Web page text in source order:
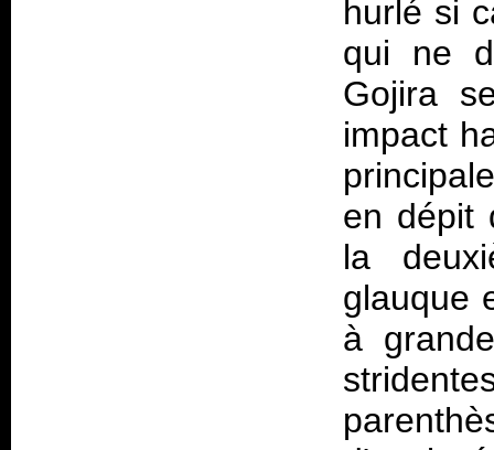
hurlé si
qui ne
Gojira
impact
en dépit
la
glauque
à